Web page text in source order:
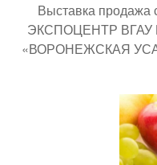
Выставка продажа
ЭКСПОЦЕНТР
«ВОРОНЕЖСКАЯ